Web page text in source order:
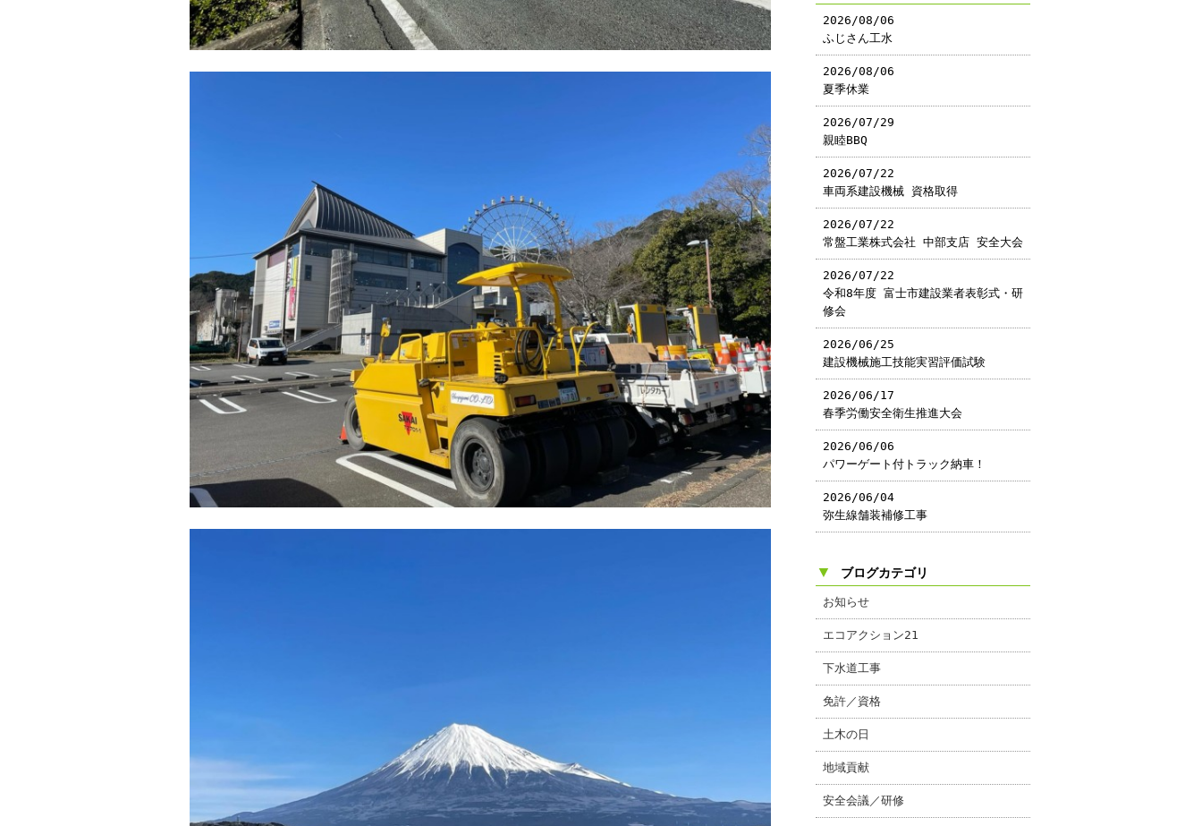
2026/08/06
ふじさん工水
2026/08/06
夏季休業
2026/07/29
親睦BBQ
2026/07/22
車両系建設機械 資格取得
2026/07/22
常盤工業株式会社 中部支店 安全大会
2026/07/22
令和8年度 富士市建設業者表彰式・研
修会
2026/06/25
建設機械施工技能実習評価試験
2026/06/17
春季労働安全衛生推進大会
2026/06/06
パワーゲート付トラック納車！
2026/06/04
弥生線舗装補修工事
▼ ブログカテゴリ
お知らせ
エコアクション21
下水道工事
免許／資格
土木の日
地域貢献
安全会議／研修